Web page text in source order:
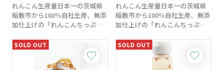
れんこん生産量日本一の茨城県
稲敷市から100％自社生産、無添
加仕上げの「れんこんちっぷ」
れんこん生産量日本一の茨城県
稲敷市から100％自社生産、無添
加仕上げの「れんこんちっぷ」
SOLD OUT SOLD OUT